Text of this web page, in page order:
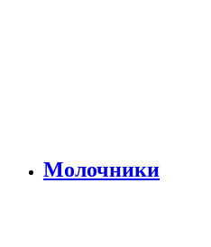
Молочники